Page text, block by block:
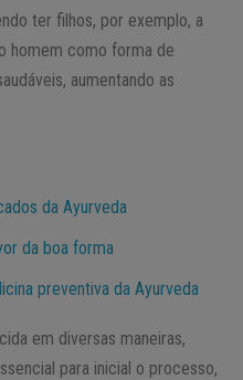
ter filhos, por exemplo, a
homem como forma de
aumentando as
da Ayurveda
da boa forma
preventiva da Ayurveda
em diversas maneiras,
para inicial o processo,